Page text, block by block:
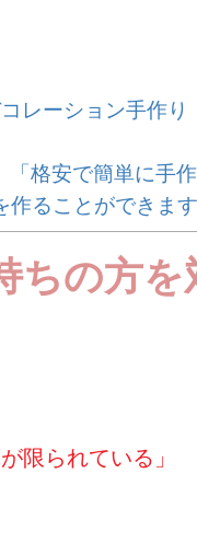
レーション手作り
格安で簡単に手
作ることができます
ちの方
限られている」